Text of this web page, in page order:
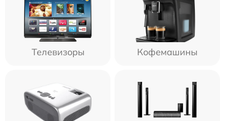
Телевизоры Кофемашины